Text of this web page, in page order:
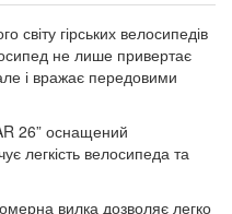
світу гірських велосипедів
не лише привертає
і вражає передовими
26” оснащений
легкість велосипеда та
вилка дозволяє легко